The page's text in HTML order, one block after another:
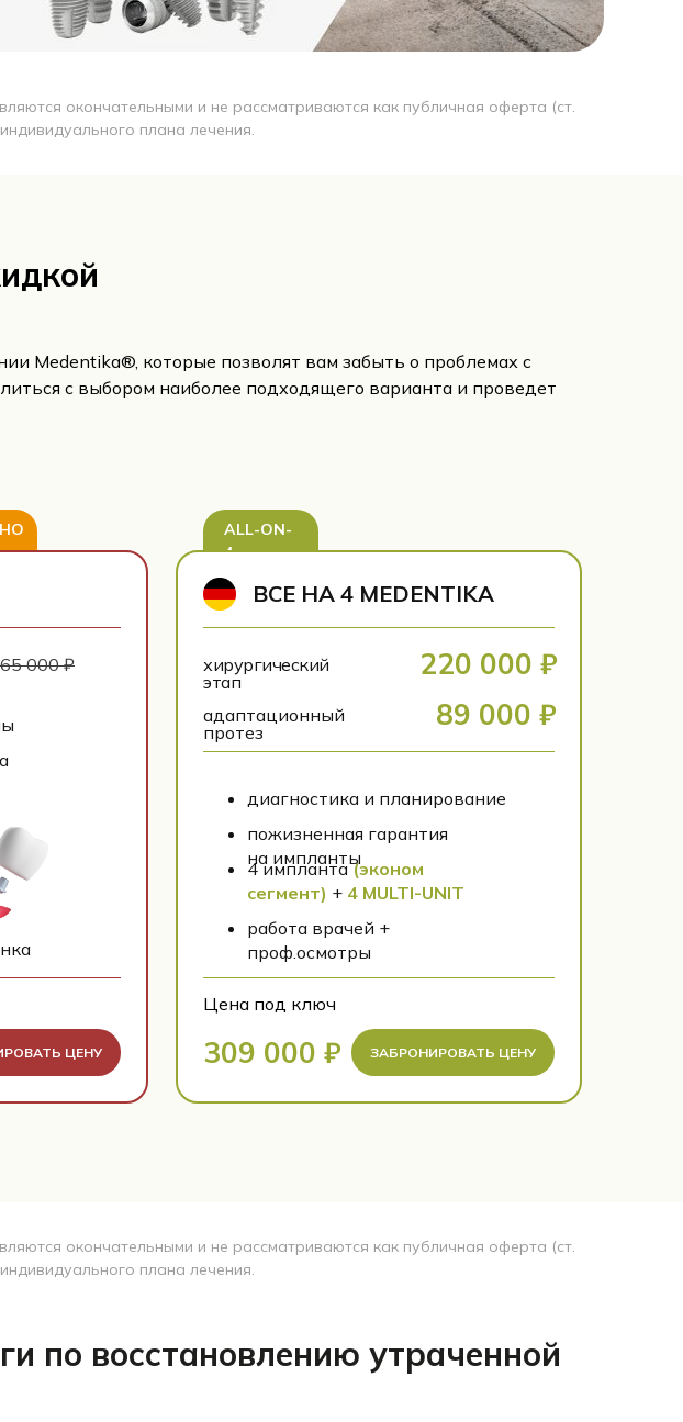
окончательными и не рассматриваются как публичная оферта (ст.
плана лечения.
Medentika®, которые позволят вам забыть о проблемах с
с выбором наиболее подходящего варианта и проведет
ALL-ON-
4
ЗАБРОНИРОВАТЬ ЦЕНУ
309 000 ₽
Цена под ключ
работа врачей +
проф.осмотры
4 импланта(эконом
сегмент) + 4 MULTI-UNIT
пожизненная гарантия
на импланты
диагностика и планирование
89 000 ₽
адаптационный
протез
220 000 ₽
хирургический
этап
ВСЕ НА 4 MEDENTIKA
ЦЕНУ
65 000 ₽
окончательными и не рассматриваются как публичная оферта (ст.
плана лечения.
по восстановлению утраченной